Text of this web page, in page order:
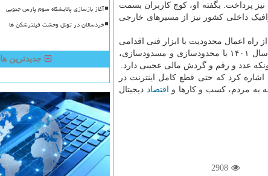
پرداخت. بگفته او، کوچ کاربران بسمت
داخلی کشور نیز از مسیرهای خارجی
راه اعمال محدودیت با ابزار فنی اقدامی
«غلط و اشتباه» است. او ضمن اشاره به تجربه ی فیلترینگ گسترده در سال ۱۴۰۱ اظهار داشت: در سال ۱۴۰۱ با محدودسازی و مسدودسازی،
عدد و رقم و گردش مالی عجیبی دارد.
کرد که حتی قطع کامل اینترنت در
اقتصاد دیجیتال
2908
آغاز بازسازی پالایشگاه سوم پارس جنوبی
خردسالان در تونل وحشت فیلترشکن ها
جدیدترین ها